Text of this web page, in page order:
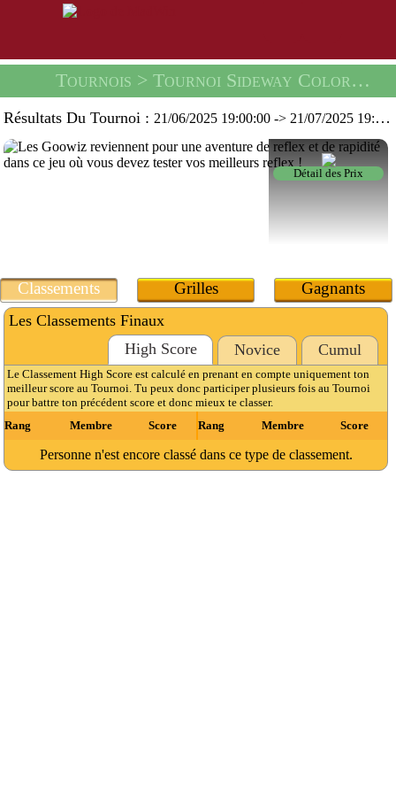
Tournois > Tournoi Sideway Colors -
Résultats Du Tournoi :21/06/2025 19:00:00 -> 21/07/2025 19:59:59
Détail des Prix
Classements Grilles Gagnants
Les Classements Finaux
High Score
Novice Cumul
Le Classement High Score est calculé en prenant en compte uniquement ton
meilleur score au Tournoi. Tu peux donc participer plusieurs fois au Tournoi
pour battre ton précédent score et donc mieux te classer.
Rang
Membre Score Rang Membre Score
Personne n'est encore classé dans ce type de classement.